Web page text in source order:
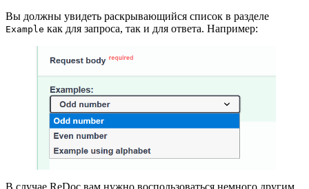
Вы должны увидеть раскрывающийся список в разделе
Example как для запроса, так и для ответа. Например:
В случае ReDoc вам нужно воспользоваться немного другим